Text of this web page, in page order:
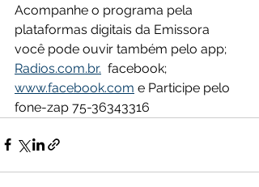
Acompanhe o programa pela
plataformas digitais da Emissora
você pode ouvir também pelo app;
Radios.com.br.
  facebook;
www.facebook.com e Participe pelo
fone-zap 75-36343316